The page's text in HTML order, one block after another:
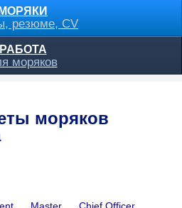
МОРЯКИ
резюме, CV
РАБОТА
моряков
моряков